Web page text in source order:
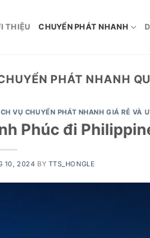
THIỆU CHUYỂN PHÁT NHANH
PHÁT NHANH
VỤ CHUYỂN PHÁT NHANH GIÁ RẺ VÀ
Phúc đi
10, 2024 BY TTS_HONGLE